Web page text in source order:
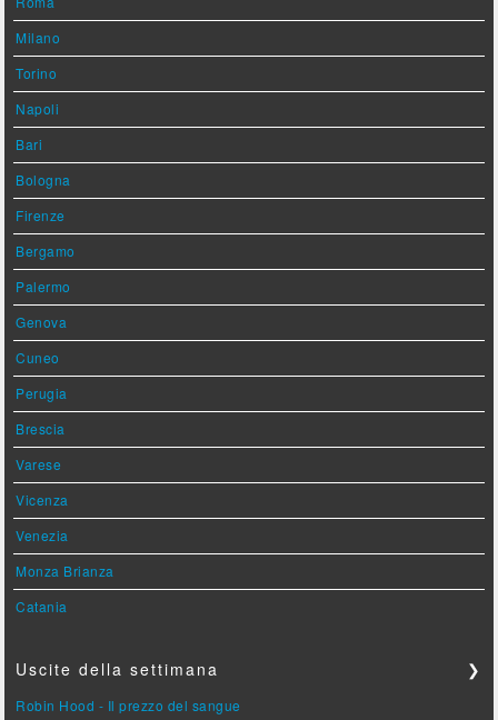
Milano
Torino
Napoli
Bari
Bologna
Firenze
Bergamo
Palermo
Genova
Cuneo
Perugia
Brescia
Varese
Vicenza
Venezia
Monza Brianza
Catania
Uscite della settimana ❯
Robin Hood - Il prezzo del sangue